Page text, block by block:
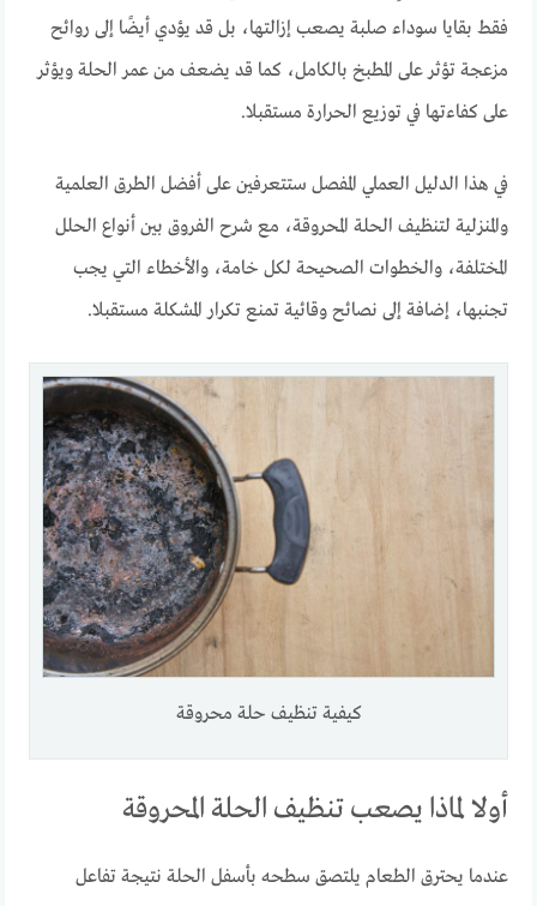
فقط بقايا سوداء صلبة يصعب إزالتها، بل قد يؤدي أيضًا إلى روائح
مزعجة تؤثر على المطبخ بالكامل، كما قد يضعف من عمر الحلة ويؤثر
على كفاءتها في توزيع الحرارة مستقبلا.
في هذا الدليل العملي المفصل ستتعرفين على أفضل الطرق العلمية
والمنزلية لتنظيف الحلة المحروقة، مع شرح الفروق بين أنواع الحلل
المختلفة، والخطوات الصحيحة لكل خامة، والأخطاء التي يجب
تجنبها، إضافة إلى نصائح وقائية تمنع تكرار المشكلة مستقبلا.
كيفية تنظيف حلة محروقة
أولا لماذا يصعب تنظيف الحلة المحروقة
عندما يحترق الطعام يلتصق سطحه بأسفل الحلة نتيجة تفاعل